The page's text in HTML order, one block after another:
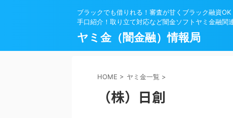
ブラックでも借りれる！審査が甘くブラック融資
手口紹介！取り立て対応など闇金ソフトヤミ金融関
ヤミ金（闇金融）情報局
HOME > ヤミ金一覧 >
（株）日創